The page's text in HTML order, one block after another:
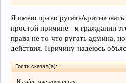
Я имею право ругать/
простой причине - я гражданин
права не то что ругать админа,
действия. Причину надеюсь
Гость сказал(а): ↑